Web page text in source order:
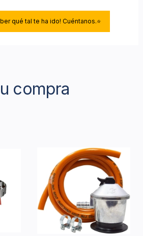
qué tal te ha ido! Cuéntanos.⭐
compra